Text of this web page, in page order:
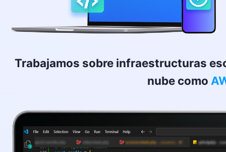
Trabajamos sobre infraestructuras
nube como